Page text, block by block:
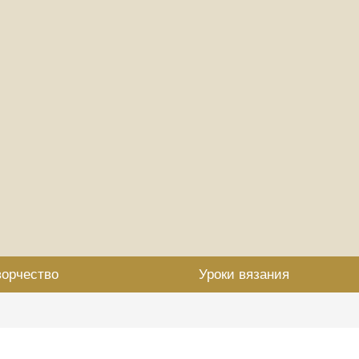
Уроки вязания